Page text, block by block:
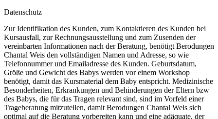
Datenschutz
Zur Identifikation des Kunden, zum Kontaktieren des Kunden bei
Kursausfall, zur Rechnungsausstellung und zum Zusenden der
vereinbarten Informationen nach der Beratung, benötigt Berodungen
Chantal Weis den vollständigen Namen und Adresse, so wie
Telefonnummer und Emailadresse des Kunden. Geburtsdatum,
Größe und Gewicht des Babys werden vor einem Workshop
benötigt, damit das Kursmaterial dem Baby entspricht. Medizinische
Besonderheiten, Erkrankungen und Behinderungen der Eltern bzw
des Babys, die für das Tragen relevant sind, sind im Vorfeld einer
Trageberatung mitzuteilen, damit Berodungen Chantal Weis sich
optimal auf die Beratung vorbereiten kann und eine adäquate, der